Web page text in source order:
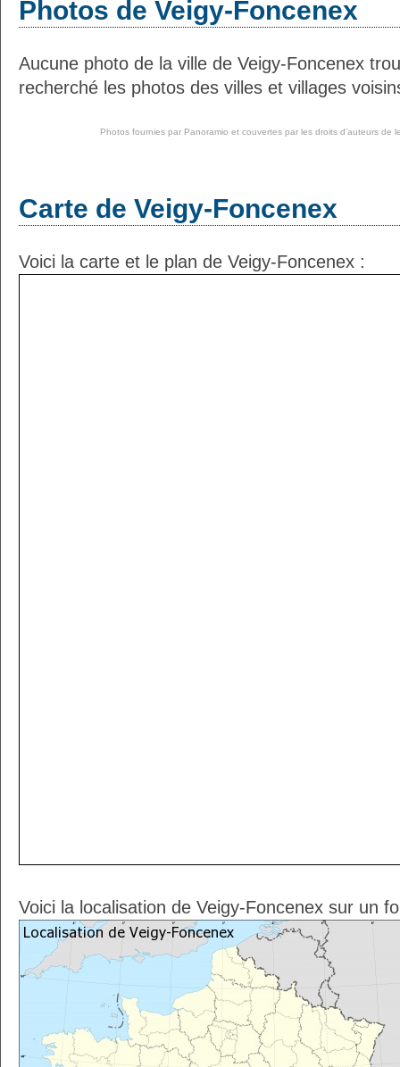
Photos de Veigy-Foncenex
Aucune photo de la ville de Veigy-Foncenex
recherché les photos des villes et villages
Photos fournies par Panoramio et couvertes par les droits d'auteurs de
Carte de Veigy-Foncenex
Voici la carte et le plan de Veigy-Foncenex :
Voici la localisation de Veigy-Foncenex sur un